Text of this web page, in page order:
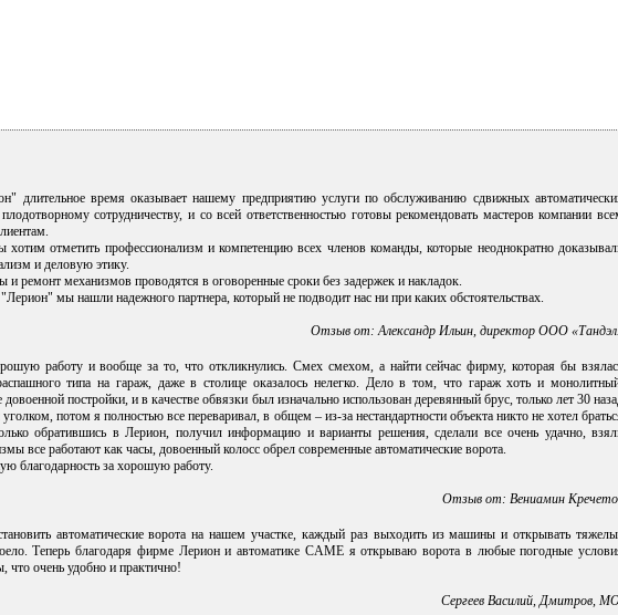
длительное время оказывает нашему предприятию услуги по обслуживанию сдвижных
сотрудничеству, и со всей ответственностью готовы рекомендовать мастеров компании
хотим отметить профессионализм и компетенцию всех членов команды, которые неоднократно
и деловую этику.
и ремонт механизмов проводятся в оговоренные сроки без задержек и накладок.
мы нашли надежного партнера, который не подводит нас ни при каких обстоятельствах.
Отзыв от: Александр Ильин, директор ООО
работу и вообще за то, что откликнулись. Смех смехом, а найти сейчас фирму, которая бы
типа на гараж, даже в столице оказалось нелегко. Дело в том, что гараж хоть и
постройки, и в качестве обвязки был изначально использован деревянный брус, только лет 30
потом я полностью все переваривал, в общем – из-за нестандартности объекта никто не хотел
обратившись в Лерион, получил информацию и варианты решения, сделали все очень удачно,
все работают как часы, довоенный колосс обрел современные автоматические ворота.
благодарность за хорошую работу.
Отзыв от: Вениамин
автоматические ворота на нашем участке, каждый раз выходить из машины и открывать
Теперь благодаря фирме Лерион и автоматике CAME я открываю ворота в любые погодные
очень удобно и практично!
Сергеев Василий, Дмитров,